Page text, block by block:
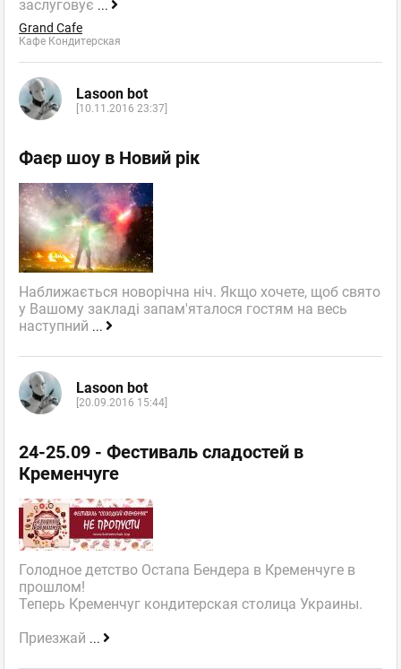
заслуговує ...
Grand Cafe
Кафе Кондитерская
Lasoon bot
[10.11.2016 23:37]
Фаєр шоу в Новий рік
Наближається новорічна ніч. Якщо хочете, щоб свято
у Вашому закладі запам'яталося гостям на весь
наступний ...
Lasoon bot
[20.09.2016 15:44]
24-25.09 - Фестиваль сладостей в
Кременчуге
Голодное детство Остапа Бендера в Кременчуге в
прошлом!
Теперь Кременчуг кондитерская столица Украины.
Приезжай ...